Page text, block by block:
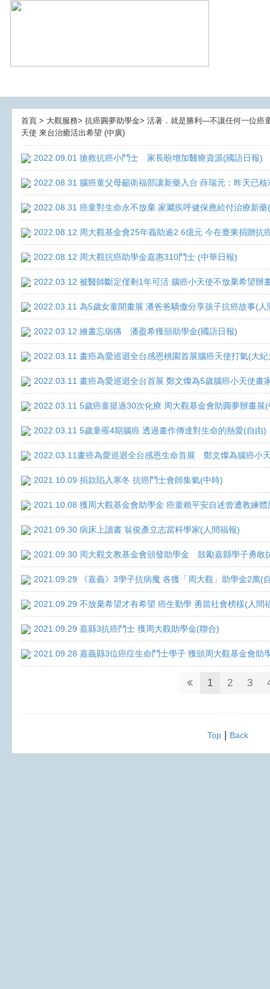
首頁 > 大觀服務> 抗癌圓夢助學金> 活著．就是勝利—不讓任何一位癌
天使 來台治癒活出希望 (中廣)
2022.09.01 搶救抗癌小鬥士 家長盼增加醫療資源(國語日報)
2022.08.31 腦癌童父母籲衛福部讓新藥入台 薛瑞元：昨天已
2022.08.31 癌童對生命永不放棄 家屬疾呼健保應給付治療新藥
2022.08.12 周大觀基金會25年義助逾2.6億元 今在臺東捐贈抗
2022.08.12 周大觀抗癌助學金嘉惠310鬥士 (中華日報)
2022.03.12 被醫師斷定僅剩1年可活 腦癌小天使不放棄希望辦
2022.03.11 為5歲女童開畫展 潘爸爸驕傲分享孩子抗癌故事(人
2022.03.12 繪畫忘病痛 潘盈希獲頒助學金(國語日報)
2022.03.11 畫癌為愛巡迴全台感恩桃園首展腦癌天使打氣(大紀
2022.03.11 畫癌為愛巡迴全台首展 鄭文燦為5歲腦癌小天使畫
2022.03.11 5歲癌童挺過30次化療 周大觀基金會助圓夢辦畫展
2022.03.11 5歲童罹4期腦癌 透過畫作傳達對生命的熱愛(自由)
2022.03.11畫癌為愛巡迴全台感恩生命首展 鄭文燦為腦癌小
2021.10.09 捐款陷入寒冬 抗癌鬥士會師集氣(中時)
2021.10.08 獲周大觀基金會助學金 癌童賴平安自述曾遭教練體
2021.09.30 病床上讀書 翁俊彥立志當科學家(人間福報)
2021.09.30 周大觀文教基金會頒發助學金 鼓勵嘉縣學子勇敢
2021.09.29 《嘉義》3學子抗病魔 各獲「周大觀」助學金2萬(
2021.09.29 不放棄希望才有希望 癌生勤學 勇當社會榜樣(人間
2021.09.29 嘉縣3抗癌鬥士 獲周大觀助學金(聯合)
2021.09.28 嘉義縣3位癌症生命鬥士學子 獲頒周大觀基金會助
1 2 3
Top| Back